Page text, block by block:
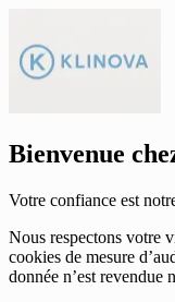
Bienvenue
Votre confiance est
Nous respectons votre
cookies de mesure
donnée n’est revendue